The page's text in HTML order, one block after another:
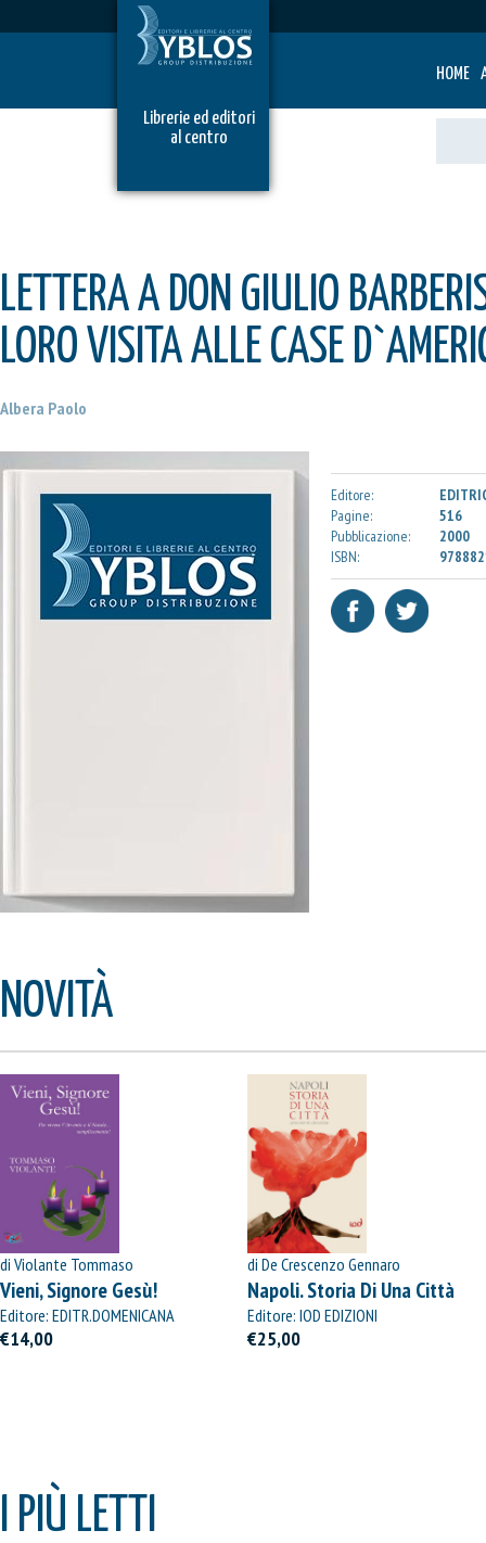
HOME
Librerie ed editori
al centro
LETTERA A DON GIULIO
LORO VISITA ALLE CASE
Albera Paolo
Editore:
Pagine:
516
Pubblicazione:
2000
ISBN:
NOVITÀ
di Violante Tommaso
Vieni, Signore Gesù!
Editore: EDITR.DOMENICANA
ITALIANA
€14,00
di De Crescenzo Gennaro
Napoli. Storia Di Una Città
Editore: IOD EDIZIONI
€25,00
I PIÙ LETTI